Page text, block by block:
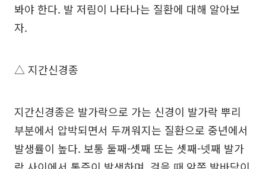
봐야 한다. 발 저림이 나타나는 질환에 대해 알아보
자.
△ 지간신경종
지간신경종은 발가락으로 가는 신경이 발가락 뿌리
부분에서 압박되면서 두꺼워지는 질환으로 중년에서
발생률이 높다. 보통 둘째-셋째 또는 셋째-넷째 발가